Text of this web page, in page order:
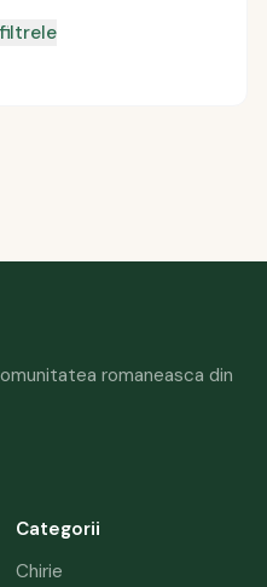
romaneasca din
Categorii
Chirie